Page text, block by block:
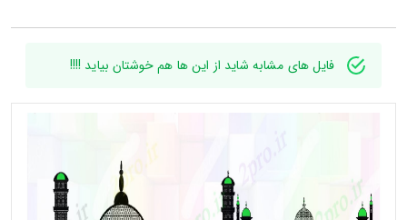
فایل های مشابه شاید از این ها هم خوشتان بیاید !!!!